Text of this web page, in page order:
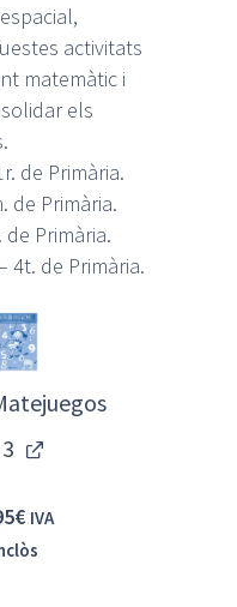
activitats
matemàtic i
els
de Primària.
de Primària.
de Primària.
4t. de Primària.
3
€ IVA